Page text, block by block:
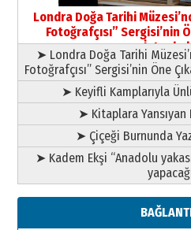
Şampiyonluk
yazar
11 Mayıs 2026 Pazartesi
Londra Doğa Tarihi
Fotoğrafçısı” Sergisi’nin
➤ Londra Doğa Tarihi
Fotoğrafçısı” Sergisi’nin Öne
➤ Keyifli Kamplarıyla
➤ Kitaplara Yansıyan
➤ Çiçeği Burnunda
➤ Kadem Ekşi “Anadolu